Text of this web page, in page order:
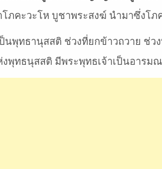
ภคะวะโห บูชาพระสงฆ์ นำมาซึ่งโภค
นพุทธานุสสติ ช่วงที่ยกข้าวถวาย ช่ว
งพุทธนุสสติ มีพระพุทธเจ้าเป็นอาร